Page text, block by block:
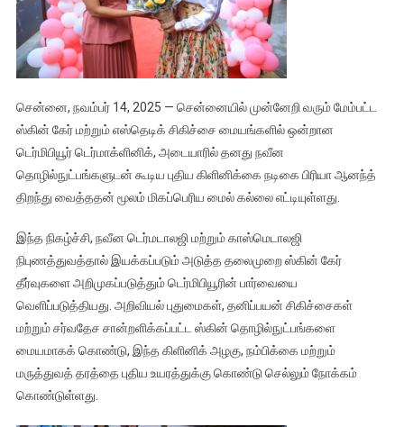
சென்னை, நவம்பர் 14, 2025 — சென்னையில் முன்னேறி வரும் மேம்பட்ட
ஸ்கின் கேர் மற்றும் எஸ்தெடிக் சிகிச்சை மையங்களில் ஒன்றான
டெர்மிபியூர் டெர்மாக்ளினிக், அடையாரில் தனது நவீன
தொழில்நுட்பங்களுடன் கூடிய புதிய கிளினிக்கை நடிகை பிரியா ஆனந்த்
திறந்து வைத்ததன் மூலம் மிகப்பெரிய மைல் கல்லை எட்டியுள்ளது.
இந்த நிகழ்ச்சி, நவீன டெர்மடாலஜி மற்றும் காஸ்மெடாலஜி
நிபுணத்துவத்தால் இயக்கப்படும் அடுத்த தலைமுறை ஸ்கின் கேர்
தீர்வுகளை அறிமுகப்படுத்தும் டெர்மிபியூரின் பார்வையை
வெளிப்படுத்தியது. அறிவியல் புதுமைகள், தனிப்பயன் சிகிச்சைகள்
மற்றும் சர்வதேச சான்றளிக்கப்பட்ட ஸ்கின் தொழில்நுட்பங்களை
மையமாகக் கொண்டு, இந்த கிளினிக் அழகு, நம்பிக்கை மற்றும்
மருத்துவத் தரத்தை புதிய உயரத்துக்கு கொண்டு செல்லும் நோக்கம்
கொண்டுள்ளது.